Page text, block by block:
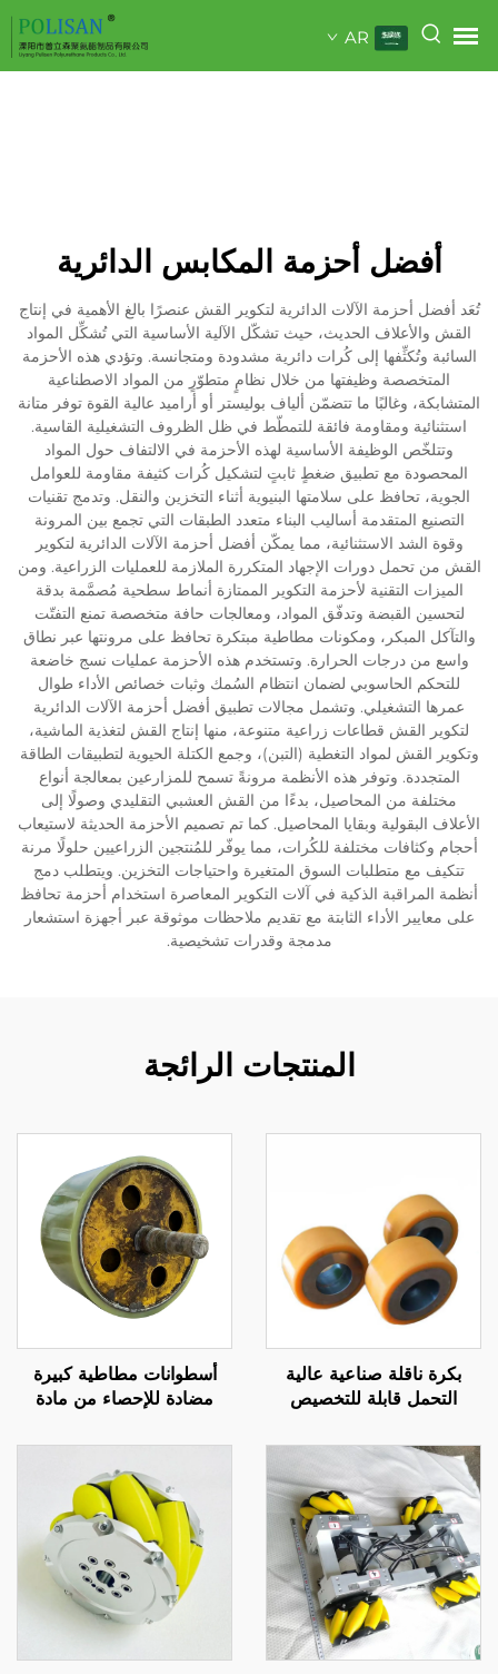
AR
أفضل أحزمة المكابس الدائرية
تُعَد أفضل أحزمة الآلات الدائرية لتكوير القش عنصرًا بالغ الأهمية في إنتاج
القش والأعلاف الحديث، حيث تشكّل الآلية الأساسية التي تُشكِّل المواد
السائبة وتُكثِّفها إلى كُرات دائرية مشدودة ومتجانسة. وتؤدي هذه الأحزمة
المتخصصة وظيفتها من خلال نظامٍ متطوّرٍ من المواد الاصطناعية
المتشابكة، وغالبًا ما تتضمّن ألياف بوليستر أو أراميد عالية القوة توفر متانة
استثنائية ومقاومة فائقة للتمطّط في ظل الظروف التشغيلية القاسية.
وتتلخّص الوظيفة الأساسية لهذه الأحزمة في الالتفاف حول المواد
المحصودة مع تطبيق ضغطٍ ثابتٍ لتشكيل كُرات كثيفة مقاومة للعوامل
الجوية، تحافظ على سلامتها البنيوية أثناء التخزين والنقل. وتدمج تقنيات
التصنيع المتقدمة أساليب البناء متعدد الطبقات التي تجمع بين المرونة
وقوة الشد الاستثنائية، مما يمكّن أفضل أحزمة الآلات الدائرية لتكوير
القش من تحمل دورات الإجهاد المتكررة الملازمة للعمليات الزراعية. ومن
الميزات التقنية لأحزمة التكوير الممتازة أنماط سطحية مُصمَّمة بدقة
لتحسين القبضة وتدفّق المواد، ومعالجات حافة متخصصة تمنع التفتّت
والتآكل المبكر، ومكونات مطاطية مبتكرة تحافظ على مرونتها عبر نطاق
واسع من درجات الحرارة. وتستخدم هذه الأحزمة عمليات نسج خاضعة
للتحكم الحاسوبي لضمان انتظام السُمك وثبات خصائص الأداء طوال
عمرها التشغيلي. وتشمل مجالات تطبيق أفضل أحزمة الآلات الدائرية
لتكوير القش قطاعات زراعية متنوعة، منها إنتاج القش لتغذية الماشية،
وتكوير القش لمواد التغطية (التبن)، وجمع الكتلة الحيوية لتطبيقات الطاقة
المتجددة. وتوفر هذه الأنظمة مرونةً تسمح للمزارعين بمعالجة أنواع
مختلفة من المحاصيل، بدءًا من القش العشبي التقليدي وصولًا إلى
الأعلاف البقولية وبقايا المحاصيل. كما تم تصميم الأحزمة الحديثة لاستيعاب
أحجام وكثافات مختلفة للكُرات، مما يوفّر للمُنتجين الزراعيين حلولًا مرنة
تتكيف مع متطلبات السوق المتغيرة واحتياجات التخزين. ويتطلب دمج
أنظمة المراقبة الذكية في آلات التكوير المعاصرة استخدام أحزمة تحافظ
على معايير الأداء الثابتة مع تقديم ملاحظات موثوقة عبر أجهزة استشعار
مدمجة وقدرات تشخيصية.
المنتجات الرائجة
بكرة ناقلة صناعية عالية
التحمل قابلة للتخصيص
محمل مطاطية صامتة من
البولي يوريثين، مصنعة
مباشرة من المصنع
أسطوانات مطاطية كبيرة
مضادة للإحصاء من مادة
آلات النقل والوضع التصنيفي،
أسطوانات مطاطية من مادة
PU